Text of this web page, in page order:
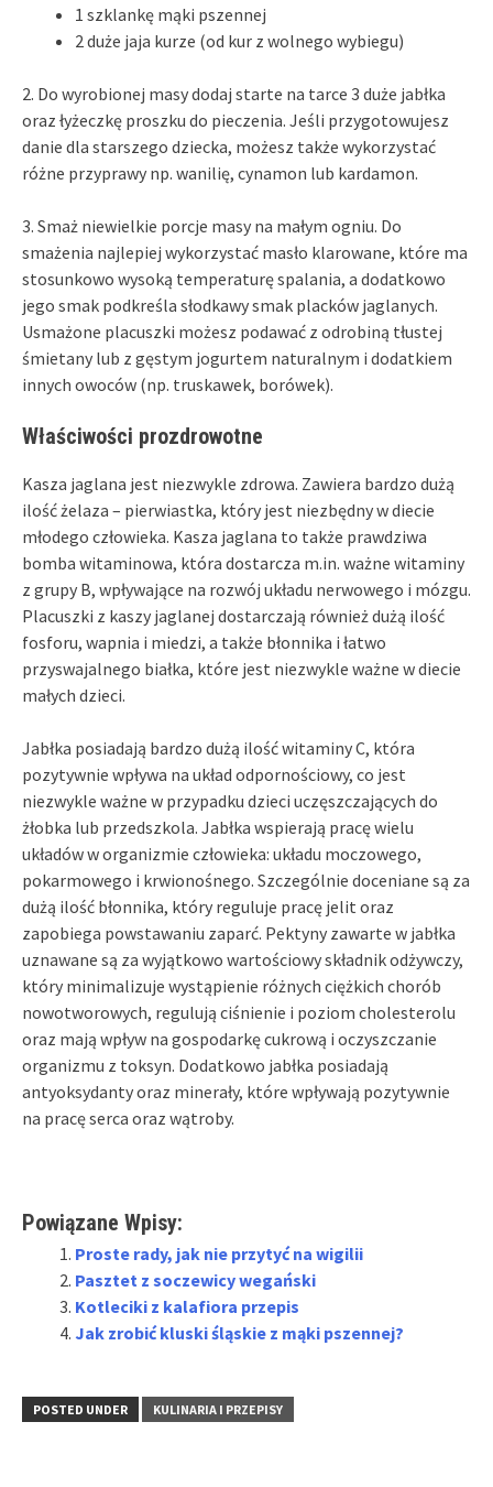
1 szklankę mąki pszennej
2 duże jaja kurze (od kur z wolnego wybiegu)
2. Do wyrobionej masy dodaj starte na tarce 3 duże jabłka
oraz łyżeczkę proszku do pieczenia. Jeśli przygotowujesz
danie dla starszego dziecka, możesz także wykorzystać
różne przyprawy np. wanilię, cynamon lub kardamon.
3. Smaż niewielkie porcje masy na małym ogniu. Do
smażenia najlepiej wykorzystać masło klarowane, które ma
stosunkowo wysoką temperaturę spalania, a dodatkowo
jego smak podkreśla słodkawy smak placków jaglanych.
Usmażone placuszki możesz podawać z odrobiną tłustej
śmietany lub z gęstym jogurtem naturalnym i dodatkiem
innych owoców (np. truskawek, borówek).
Właściwości prozdrowotne
Kasza jaglana jest niezwykle zdrowa. Zawiera bardzo dużą
ilość żelaza – pierwiastka, który jest niezbędny w diecie
młodego człowieka. Kasza jaglana to także prawdziwa
bomba witaminowa, która dostarcza m.in. ważne witaminy
z grupy B, wpływające na rozwój układu nerwowego i mózgu.
Placuszki z kaszy jaglanej dostarczają również dużą ilość
fosforu, wapnia i miedzi, a także błonnika i łatwo
przyswajalnego białka, które jest niezwykle ważne w diecie
małych dzieci.
Jabłka posiadają bardzo dużą ilość witaminy C, która
pozytywnie wpływa na układ odpornościowy, co jest
niezwykle ważne w przypadku dzieci uczęszczających do
żłobka lub przedszkola. Jabłka wspierają pracę wielu
układów w organizmie człowieka: układu moczowego,
pokarmowego i krwionośnego. Szczególnie doceniane są za
dużą ilość błonnika, który reguluje pracę jelit oraz
zapobiega powstawaniu zaparć. Pektyny zawarte w jabłka
uznawane są za wyjątkowo wartościowy składnik odżywczy,
który minimalizuje wystąpienie różnych ciężkich chorób
nowotworowych, regulują ciśnienie i poziom cholesterolu
oraz mają wpływ na gospodarkę cukrową i oczyszczanie
organizmu z toksyn. Dodatkowo jabłka posiadają
antyoksydanty oraz minerały, które wpływają pozytywnie
na pracę serca oraz wątroby.
Powiązane Wpisy:
Proste rady, jak nie przytyć na wigilii
Pasztet z soczewicy wegański
Kotleciki z kalafiora przepis
Jak zrobić kluski śląskie z mąki pszennej?
POSTED UNDER KULINARIA I PRZEPISY